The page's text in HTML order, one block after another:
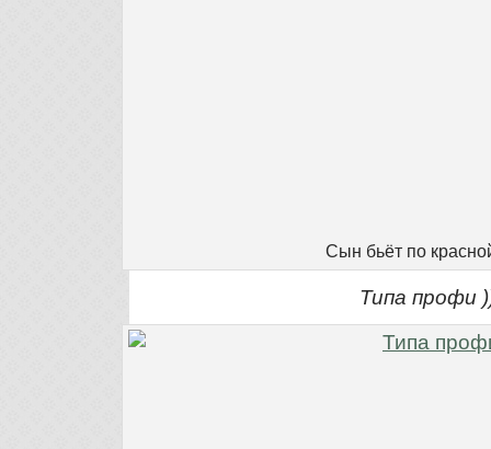
Сын бьёт по
Типа профи